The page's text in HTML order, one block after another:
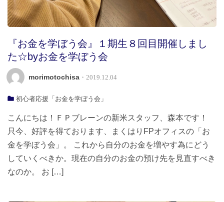
『お金を学ぼう会』１期生８回目開催しまし
た☆byお金を学ぼう会
morimotochisa ・2019.12.04
初心者応援「お金を学ぼう会」
こんにちは！ＦＰブレーンの新米スタッフ、森本です！
只今、好評を得ております、まくはりFPオフィスの「お
金を学ぼう会」。 これから自分のお金を増やす為にどう
していくべきか。現在の自分のお金の預け先を見直すべき
なのか。 お […]